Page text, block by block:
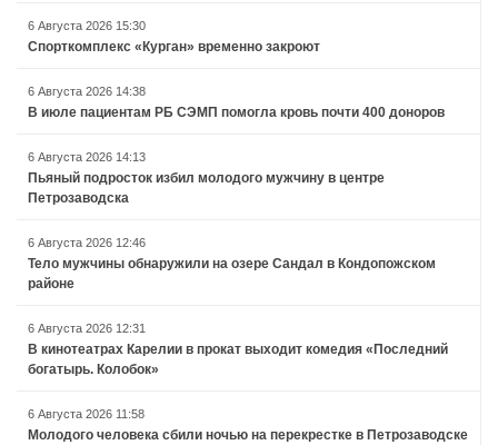
6 Августа 2026 15:30
Спорткомплекс «Курган» временно закроют
6 Августа 2026 14:38
В июле пациентам РБ СЭМП помогла кровь почти 400 доноров
6 Августа 2026 14:13
Пьяный подросток избил молодого мужчину в центре
Петрозаводска
6 Августа 2026 12:46
Тело мужчины обнаружили на озере Сандал в Кондопожском
районе
6 Августа 2026 12:31
В кинотеатрах Карелии в прокат выходит комедия «Последний
богатырь. Колобок»
6 Августа 2026 11:58
Молодого человека сбили ночью на перекрестке в Петрозаводске